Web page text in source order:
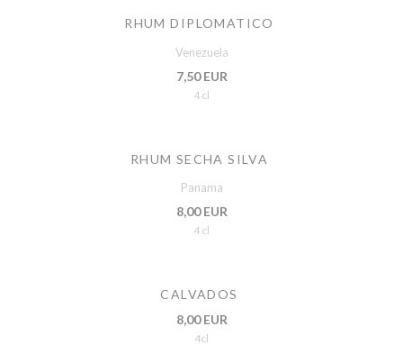
RHUM DIPLOMATICO
Venezuela
7,50 EUR
4 cl
RHUM SECHA SILVA
Panama
8,00 EUR
4 cl
CALVADOS
8,00 EUR
4cl